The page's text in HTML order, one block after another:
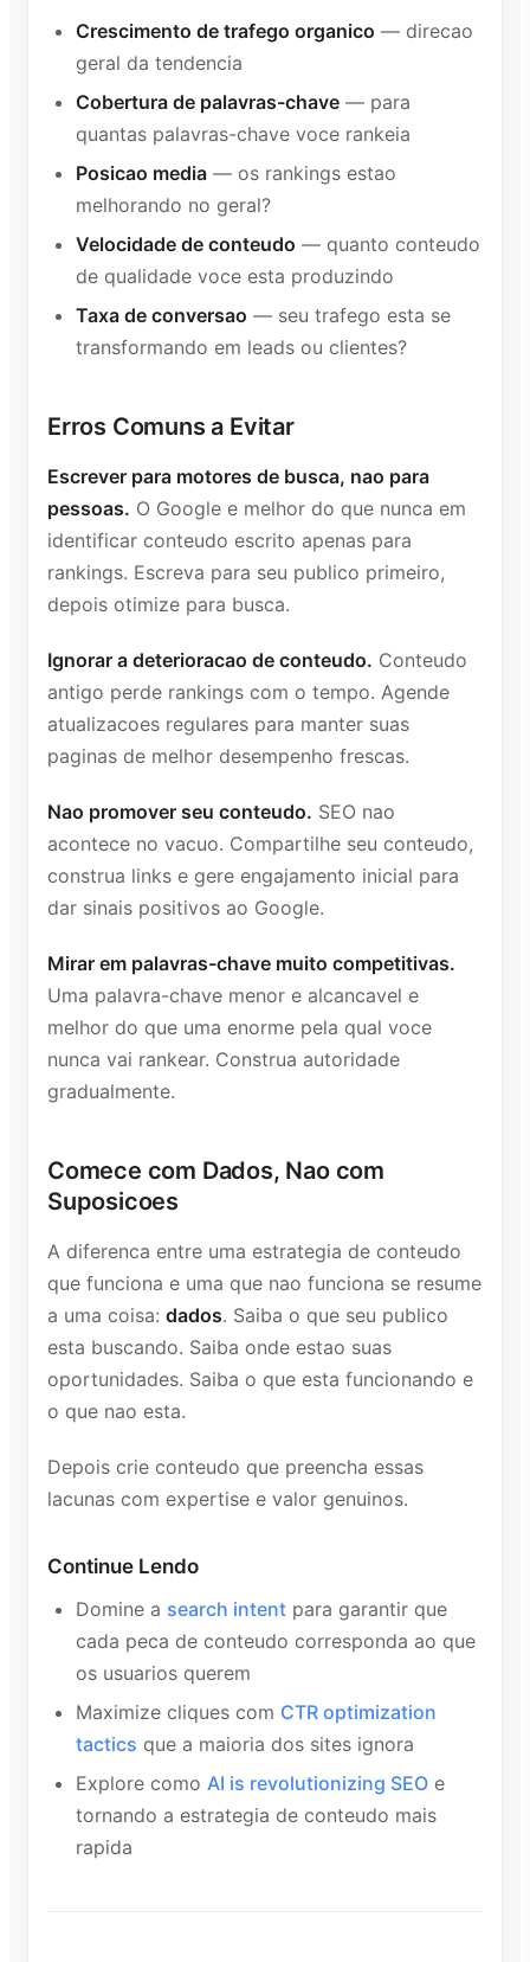
Crescimento de trafego organico — direcao
geral da tendencia
Cobertura de palavras-chave — para
quantas palavras-chave voce rankeia
Posicao media — os rankings estao
melhorando no geral?
Velocidade de conteudo — quanto conteudo
de qualidade voce esta produzindo
Taxa de conversao — seu trafego esta se
transformando em leads ou clientes?
Erros Comuns a Evitar
Escrever para motores de busca, nao para
pessoas. O Google e melhor do que nunca em
identificar conteudo escrito apenas para
rankings. Escreva para seu publico primeiro,
depois otimize para busca.
Ignorar a deterioracao de conteudo. Conteudo
antigo perde rankings com o tempo. Agende
atualizacoes regulares para manter suas
paginas de melhor desempenho frescas.
Nao promover seu conteudo. SEO nao
acontece no vacuo. Compartilhe seu conteudo,
construa links e gere engajamento inicial para
dar sinais positivos ao Google.
Mirar em palavras-chave muito competitivas.
Uma palavra-chave menor e alcancavel e
melhor do que uma enorme pela qual voce
nunca vai rankear. Construa autoridade
gradualmente.
Comece com Dados, Nao com
Suposicoes
A diferenca entre uma estrategia de conteudo
que funciona e uma que nao funciona se resume
a uma coisa: dados. Saiba o que seu publico
esta buscando. Saiba onde estao suas
oportunidades. Saiba o que esta funcionando e
o que nao esta.
Depois crie conteudo que preencha essas
lacunas com expertise e valor genuinos.
Continue Lendo
Domine a search intent para garantir que
cada peca de conteudo corresponda ao que
os usuarios querem
Maximize cliques com CTR optimization
tactics que a maioria dos sites ignora
Explore como AI is revolutionizing SEO e
tornando a estrategia de conteudo mais
rapida